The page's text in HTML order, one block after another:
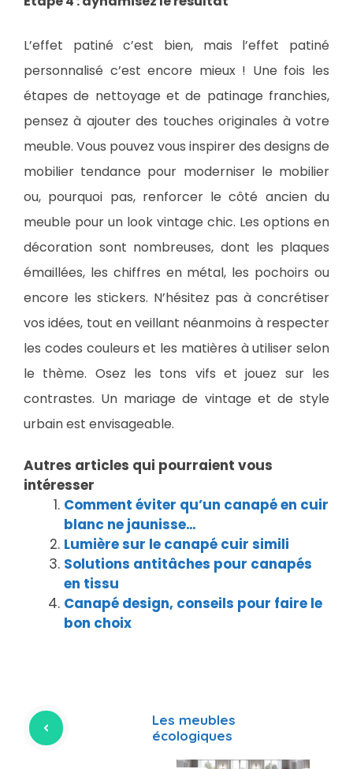
L’effet patiné c’est bien, mais l’effet patiné
personnalisé c’est encore mieux ! Une fois les
étapes de nettoyage et de patinage franchies,
pensez à ajouter des touches originales à votre
meuble. Vous pouvez vous inspirer des designs de
mobilier tendance pour moderniser le mobilier
ou, pourquoi pas, renforcer le côté ancien du
meuble pour un look vintage chic. Les options en
décoration sont nombreuses, dont les plaques
émaillées, les chiffres en métal, les pochoirs ou
encore les stickers. N’hésitez pas à concrétiser
vos idées, tout en veillant néanmoins à respecter
les codes couleurs et les matières à utiliser selon
le thème. Osez les tons vifs et jouez sur les
contrastes. Un mariage de vintage et de style
urbain est envisageable.
Autres articles qui pourraient vous
intéresser
Comment éviter qu’un canapé en cuir
blanc ne jaunisse…
Lumière sur le canapé cuir simili
Solutions antitâches pour canapés
en tissu
Canapé design, conseils pour faire le
bon choix
Les meubles
écologiques